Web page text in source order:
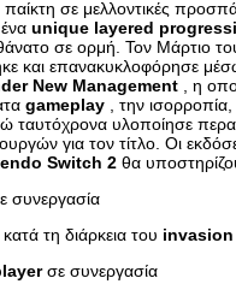
σε μελλοντικές
unique layered
σε ορμή. Τον Μάρτιο
και επανακυκλοφόρησε
New Management , η
gameplay , την
ταυτόχρονα υλοποίησε
για τον τίτλο. Οι
Switch 2 θα
συνεργασία
τη διάρκεια του invasion
σε συνεργασία